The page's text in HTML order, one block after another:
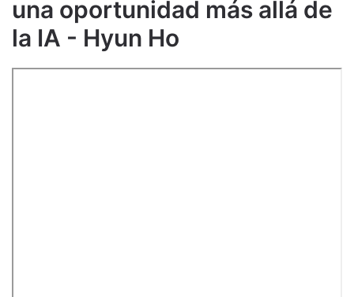
una oportunidad más allá de
la IA - Hyun Ho